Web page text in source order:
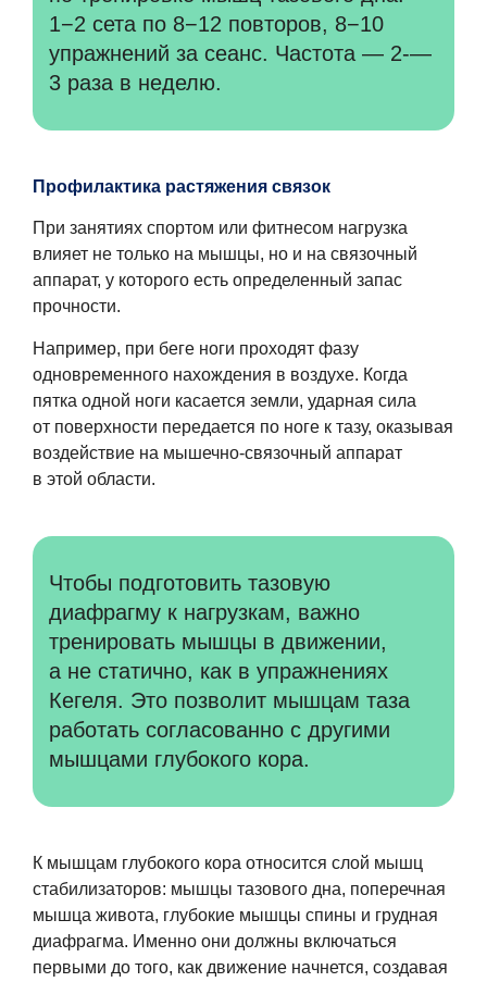
1−2 сета по 8−12 повторов, 8−10
упражнений за сеанс. Частота — 2-—
3 раза в неделю.
Профилактика растяжения связок
При занятиях спортом или фитнесом нагрузка
влияет не только на мышцы, но и на связочный
аппарат, у которого есть определенный запас
прочности.
Например, при беге ноги проходят фазу
одновременного нахождения в воздухе. Когда
пятка одной ноги касается земли, ударная сила
от поверхности передается по ноге к тазу, оказывая
воздействие на мышечно-связочный аппарат
в этой области.
Чтобы подготовить тазовую
диафрагму к нагрузкам, важно
тренировать мышцы в движении,
а не статично, как в упражнениях
Кегеля. Это позволит мышцам таза
работать согласованно с другими
мышцами глубокого кора.
К мышцам глубокого кора относится слой мышц
стабилизаторов: мышцы тазового дна, поперечная
мышца живота, глубокие мышцы спины и грудная
диафрагма. Именно они должны включаться
первыми до того, как движение начнется, создавая